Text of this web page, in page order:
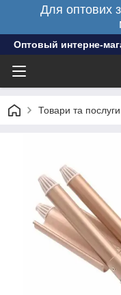
Для оптових
Оптовый интерне-
Товари та послуги